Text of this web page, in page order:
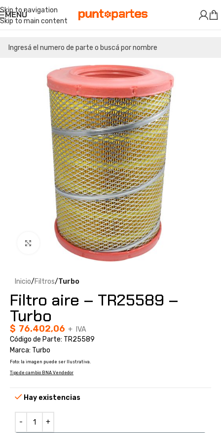
Skip to navigation
Skip to main content
MENÚ
Clic para ampliar
Inicio Filtros Turbo
Filtro aire – TR25589 –
Turbo
$ 76.402,06 + IVA
Código de Parte: TR25589
Marca: Turbo
Foto: la imagen puede ser Ilustrativa.
Tipo de cambio BNA Vendedor
Hay existencias